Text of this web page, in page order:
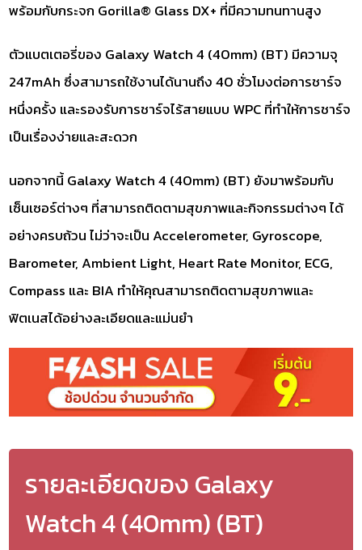
พร้อมกับกระจก Gorilla® Glass DX+ ที่มีความทนทานสูง
ตัวแบตเตอรี่ของ Galaxy Watch 4 (40mm) (BT) มีความจุ
247mAh ซึ่งสามารถใช้งานได้นานถึง 40 ชั่วโมงต่อการชาร์จ
หนึ่งครั้ง และรองรับการชาร์จไร้สายแบบ WPC ที่ทำให้การชาร์จ
เป็นเรื่องง่ายและสะดวก
นอกจากนี้ Galaxy Watch 4 (40mm) (BT) ยังมาพร้อมกับ
เซ็นเซอร์ต่างๆ ที่สามารถติดตามสุขภาพและกิจกรรมต่างๆ ได้
อย่างครบถ้วน ไม่ว่าจะเป็น Accelerometer, Gyroscope,
Barometer, Ambient Light, Heart Rate Monitor, ECG,
Compass และ BIA ทำให้คุณสามารถติดตามสุขภาพและ
ฟิตเนสได้อย่างละเอียดและแม่นยำ
รายละเอียดของ Galaxy
Watch 4 (40mm) (BT)